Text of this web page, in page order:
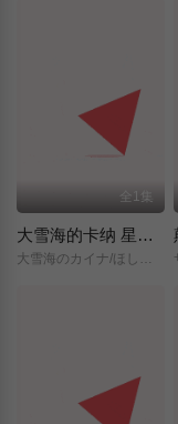
全1集
大雪海的卡纳 星之贤者
大雪海のカイナ/ほしのけんじゃ/